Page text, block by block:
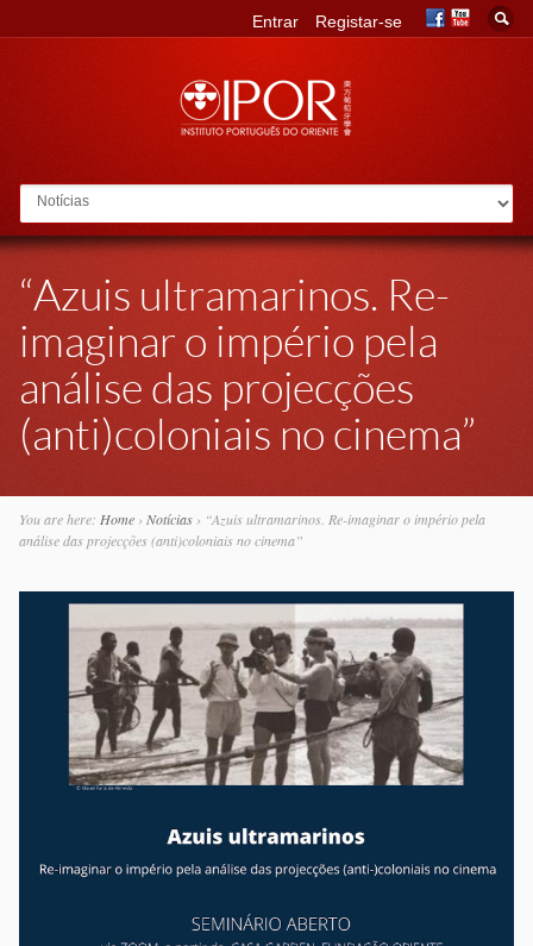
Go to:
Entrar Registar-se
“Azuis ultramarinos. Re-
imaginar o império pela
análise das projecções
(anti)coloniais no cinema”
You are here: Home› Notícias› “Azuis ultramarinos. Re-imaginar o império pela
análise das projecções (anti)coloniais no cinema”